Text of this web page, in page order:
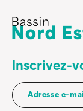
Inscrivez-